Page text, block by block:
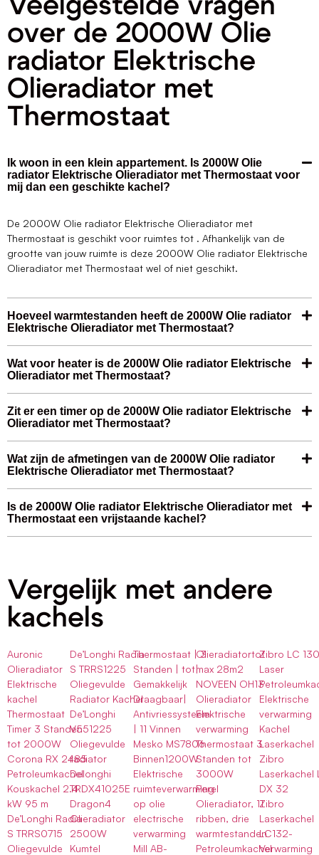
Veelgestelde vragen
over de 2000W Olie
radiator Elektrische
Olieradiator met
Thermostaat
Ik woon in een klein appartement. Is 2000W Olie
radiator Elektrische Olieradiator met Thermostaat voor
mij dan een geschikte kachel?
De 2000W Olie radiator Elektrische Olieradiator met
Thermostaat is geschikt voor ruimtes tot . Afhankelijk van de
grootte van jouw ruimte is deze 2000W Olie radiator Elektrische
Olieradiator met Thermostaat wel of niet geschikt.
Hoeveel warmtestanden heeft de 2000W Olie radiator
Elektrische Olieradiator met Thermostaat?
Wat voor heater is de 2000W Olie radiator Elektrische
Olieradiator met Thermostaat?
Zit er een timer op de 2000W Olie radiator Elektrische
Olieradiator met Thermostaat?
Wat zijn de afmetingen van de 2000W Olie radiator
Elektrische Olieradiator met Thermostaat?
Is de 2000W Olie radiator Elektrische Olieradiator met
Thermostaat een vrijstaande kachel?
Vergelijk met andere
kachels
Auronic
Olieradiator
Elektrische
kachel
Thermostaat
Timer 3 Standen
tot 2000W
Corona RX 2485
Petroleumkachel
Kouskachel 2.4
kW 95 m
De’Longhi Radia
S TRRS0715
Oliegevulde
De’Longhi Radia
S TRRS1225
Oliegevulde
Radiator Kachel
De’Longhi
V551225
Oliegevulde
radiator
Delonghi
TRDX41025E
Dragon4
Olieradiator
2500W
Kumtel
Thermostaat | 3
Standen | tot|
Gemakkelijk
Draagbaar|
Antivriessysteem
| 11 Vinnen
Mesko MS7806
Binnen1200W
Elektrische
ruimteverwarming
op olie
electrische
verwarming
Mill AB-
Olieradiatortot
max 28m2
NOVEEN OH13
Olieradiator
Elektrische
verwarming
Thermostaat 3
Standen tot
3000W
Perel
Olieradiator, 11
ribben, drie
warmtestanden
Petroleumkachel
Zibro LC 130
Laser
Elektrische
verwarming
Kachel
Laserkachel
Zibro
Laserkachel
DX 32
Zibro
Laserkachel
LC132-
Verwarming